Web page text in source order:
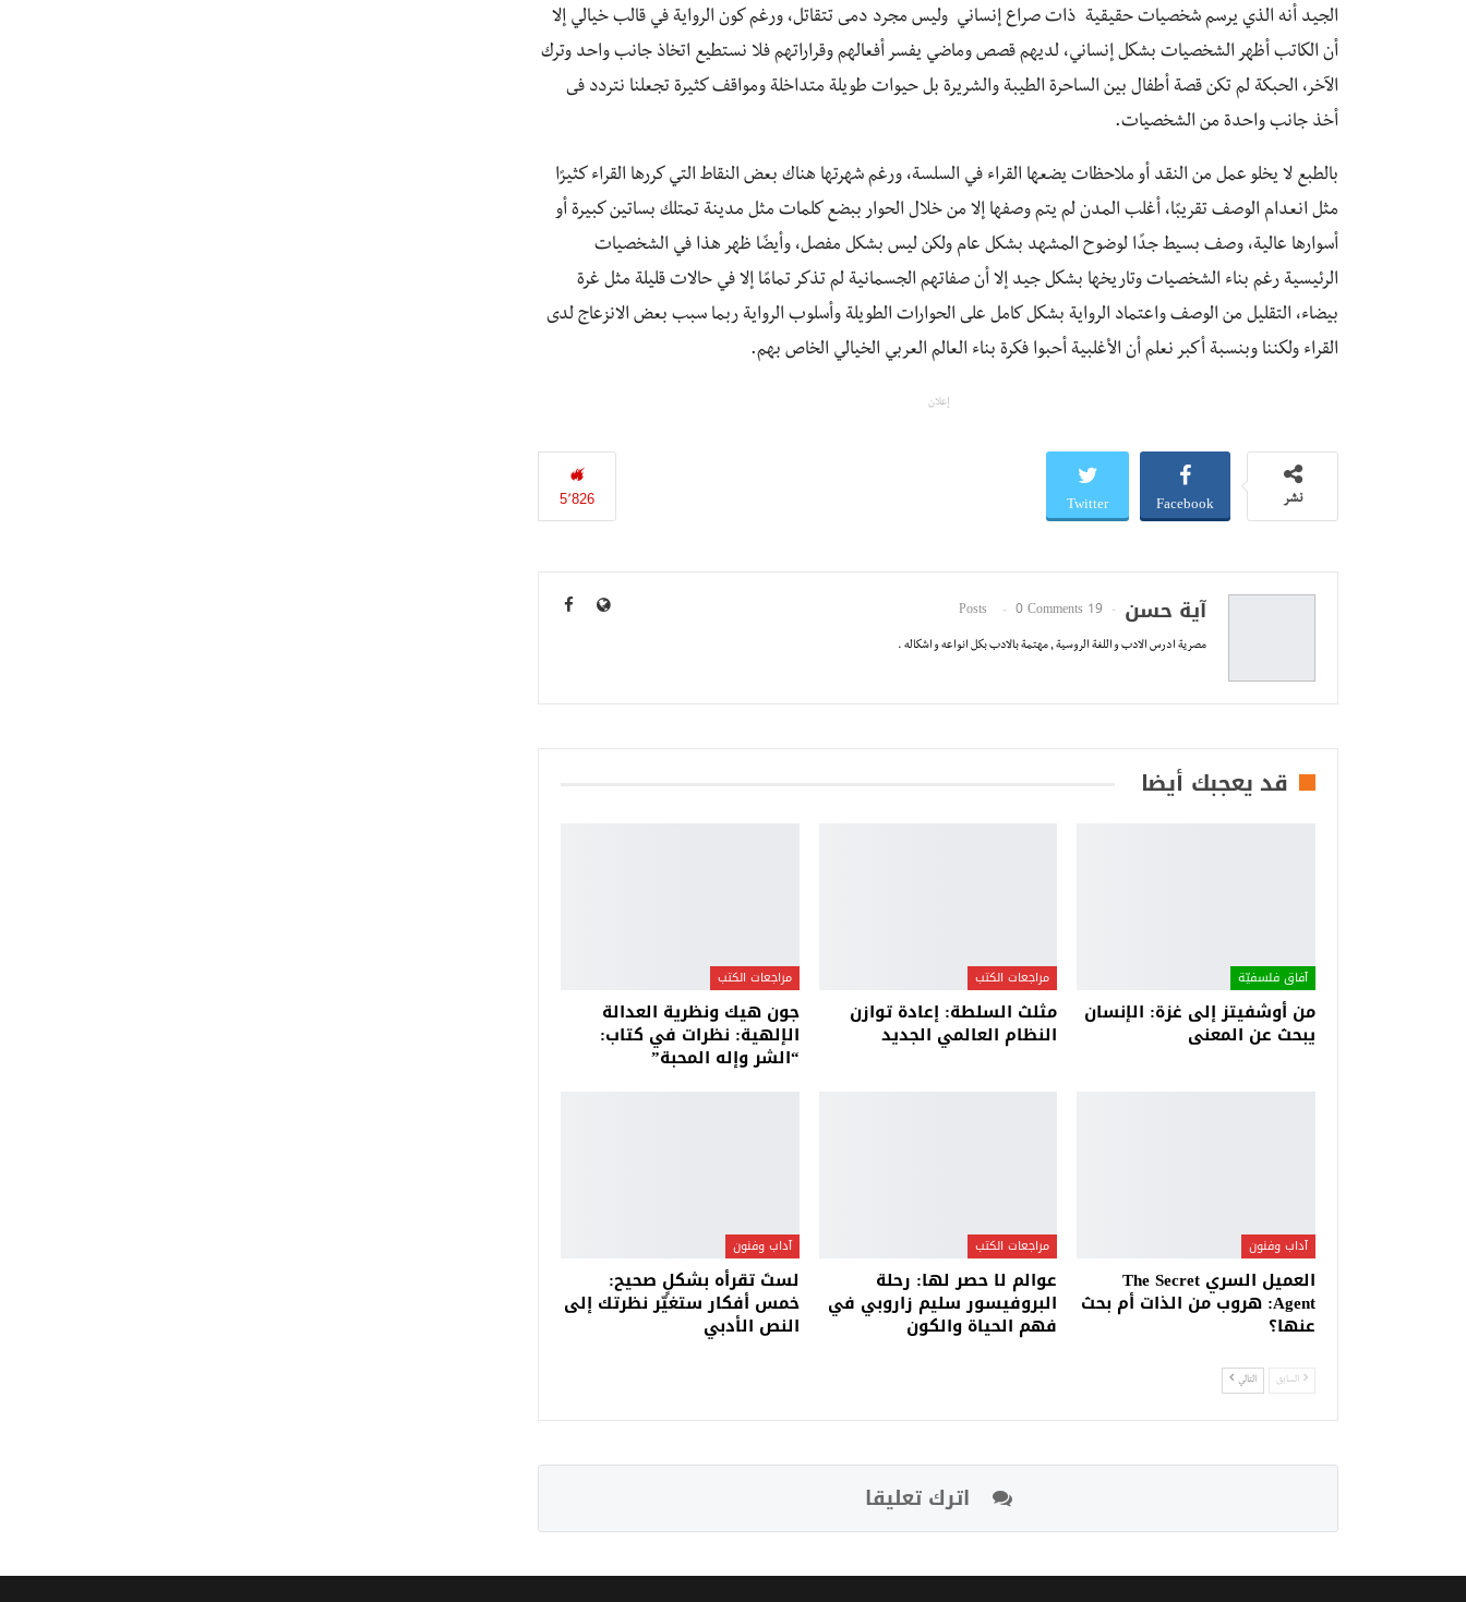
الجيد أنه الذي يرسم شخصيات حقيقية ذات صراع إنساني وليس مجرد دمى تتقاتل، ورغم كون الرواية في قالب خيالي إلا
أن الكاتب أظهر الشخصيات بشكل إنساني، لديهم قصص وماضي يفسر أفعالهم وقراراتهم فلا نستطيع اتخاذ جانب واحد وترك
الآخر، الحبكة لم تكن قصة أطفال بين الساحرة الطيبة والشريرة بل حيوات طويلة متداخلة ومواقف كثيرة تجعلنا نتردد فى
أخذ جانب واحدة من الشخصيات.
بالطبع لا يخلو عمل من النقد أو ملاحظات يضعها القراء في السلسة، ورغم شهرتها هناك بعض النقاط التي كررها القراء كثيرًا
مثل انعدام الوصف تقريبًا، أغلب المدن لم يتم وصفها إلا من خلال الحوار ببضع كلمات مثل مدينة تمتلك بساتين كبيرة أو
أسوارها عالية، وصف بسيط جدًا لوضوح المشهد بشكل عام ولكن ليس بشكل مفصل، وأيضًا ظهر هذا في الشخصيات
الرئيسية رغم بناء الشخصيات وتاريخها بشكل جيد إلا أن صفاتهم الجسمانية لم تذكر تمامًا إلا في حالات قليلة مثل غرة
بيضاء، التقليل من الوصف واعتماد الرواية بشكل كامل على الحوارات الطويلة وأسلوب الرواية ربما سبب بعض الانزعاج لدى
القراء ولكننا وبنسبة أكبر نعلم أن الأغلبية أحبوا فكرة بناء العالم العربي الخيالي الخاص بهم.
إعلان
5٬826 نشر Facebook
Twitter
آية حسن 19 Posts
0 Comments
مصرية ادرس الادب و اللغة الروسية , مهتمة بالادب بكل انواعه و اشكاله .
قد يعجبك أيضا
آفاق فلسفيّة‎
من أوشفيتز إلى غزة: الإنسان
يبحث عن المعنى
مراجعات الكتب
مثلث السلطة: إعادة توازن
النظام العالمي الجديد
مراجعات الكتب
جون هيك ونظرية العدالة
الإلهية: نظرات في كتاب:
“الشر وإله المحبة”
آداب وفنون
العميل السري The Secret
Agent: هروب من الذات أم بحث
عنها؟
مراجعات الكتب
عوالم لا حصر لها: رحلة
البروفيسور سليم زاروبي في
فهم الحياة والكون
آداب وفنون
لستَ تقرأه بشكلٍ صحيح:
خمس أفكار ستغيّر نظرتك إلى
النص الأدبي
السابق التالي
اترك تعليقا